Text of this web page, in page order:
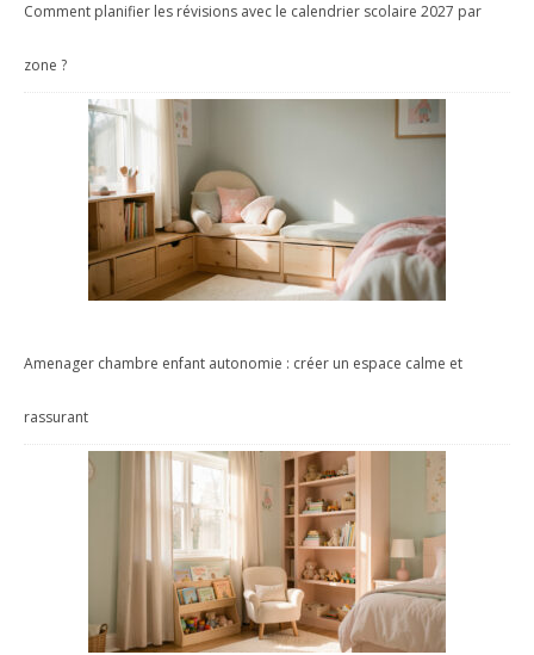
Comment planifier les révisions avec le calendrier scolaire 2027 par
zone ?
Amenager chambre enfant autonomie : créer un espace calme et
rassurant